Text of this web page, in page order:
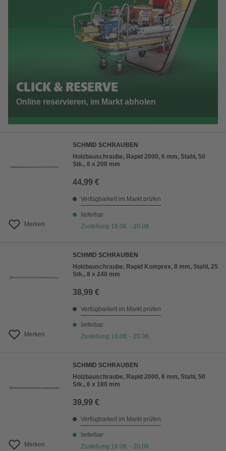
CLICK & RESERVE
Online reservieren, im Markt abholen
Merken
SCHMID SCHRAUBEN
Holzbauschraube, Rapid 2000, 6 mm, Stahl, 50
Stk., 6 x 200 mm
44,99 €
Verfügbarkeit im Markt prüfen
lieferbar
Zustellung 18.08. - 20.08.
Merken
SCHMID SCHRAUBEN
Holzbauschraube, Rapid Komprex, 8 mm, Stahl, 25
Stk., 8 x 240 mm
38,99 €
Verfügbarkeit im Markt prüfen
lieferbar
Zustellung 18.08. - 20.08.
Merken
SCHMID SCHRAUBEN
Holzbauschraube, Rapid 2000, 6 mm, Stahl, 50
Stk., 6 x 180 mm
39,99 €
Verfügbarkeit im Markt prüfen
lieferbar
Zustellung 18.08. - 20.08.